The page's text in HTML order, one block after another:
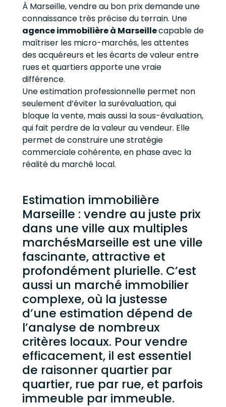
À Marseille, vendre au bon prix demande une
connaissance très précise du terrain. Une
agence immobilière à Marseillecapable de
maîtriser les micro-marchés, les attentes
des acquéreurs et les écarts de valeur entre
rues et quartiers apporte une vraie
différence.
Une estimation professionnelle permet non
seulement d’éviter la surévaluation, qui
bloque la vente, mais aussi la sous-évaluation,
qui fait perdre de la valeur au vendeur. Elle
permet de construire une stratégie
commerciale cohérente, en phase avec la
réalité du marché local.
Estimation immobilière
Marseille : vendre au juste prix
dans une ville aux multiples
marchésMarseille est une ville
fascinante, attractive et
profondément plurielle. C’est
aussi un marché immobilier
complexe, où la justesse
d’une estimation dépend de
l’analyse de nombreux
critères locaux. Pour vendre
efficacement, il est essentiel
de raisonner quartier par
quartier, rue par rue, et parfois
immeuble par immeuble.